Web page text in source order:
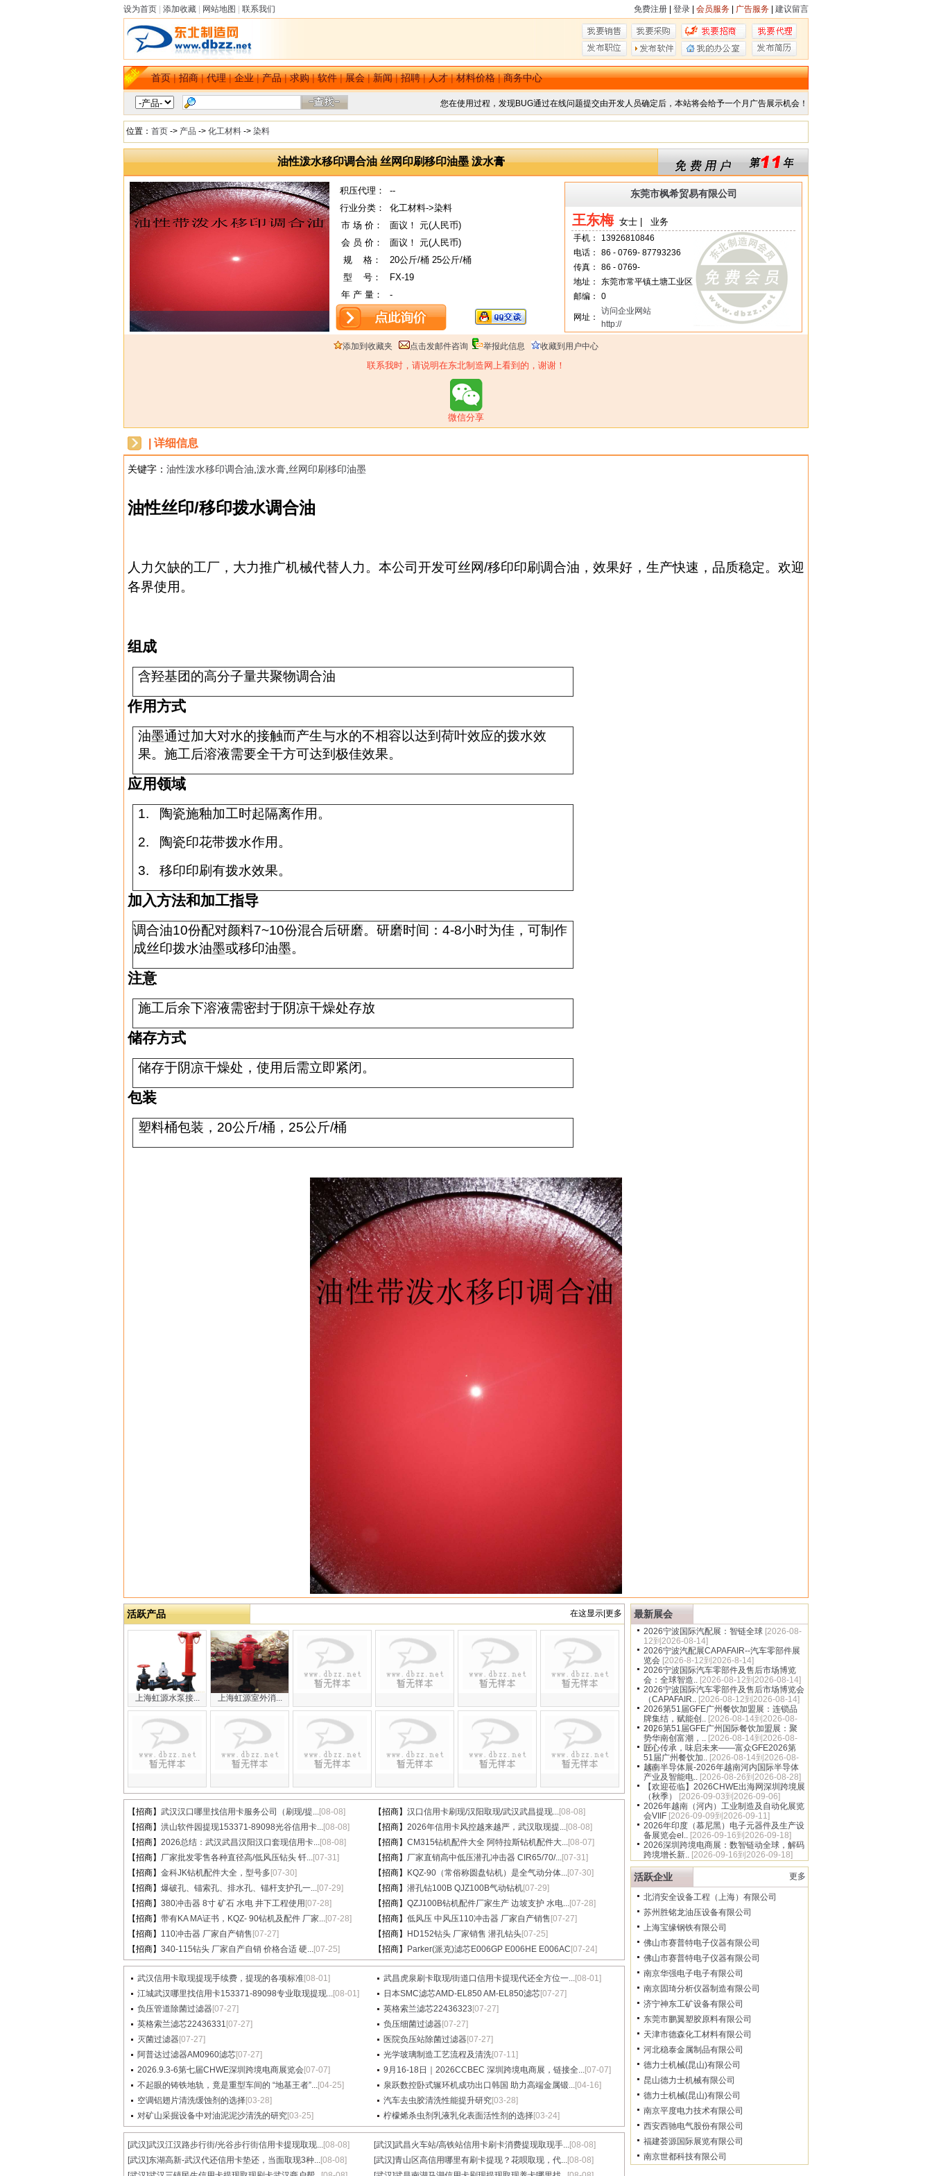
设为首页 添加收藏 网站地图 联系我们 免费注册 登录 会员服务 广告服务 建议留言
首页|招商|代理|企业|产品|求购|软件|展会|新闻|招聘|人才|材料价格|商务中心
您在使用过程，发现BUG通过在线问题提交由开发人员确定后，本站将会给予一个月广告展示机会！
位置： 首页 -> 产品 -> 化工材料 -> 染料
油性泼水移印调合油 丝网印刷移印油墨 泼水膏
积压代理：
--
行业分类：
化工材料->染料
市 场 价：
面议！ 元(人民币)
会 员 价：
面议！ 元(人民币)
规
格：
20公斤/桶 25公斤/桶
型
号：
FX-19
年 产 量：
-
东莞市枫希贸易有限公司
王东梅女士 | 业务
手机：
13926810846
电话：
86 - 0769- 87793236
传真：
86 - 0769-
地址：
东莞市常平镇土塘工业区
邮编：
0
网址：
访问企业网站
http://
添加到收藏夹 点击发邮件咨询 举报此信息 收藏到用户中心
联系我时，请说明在东北制造网上看到的，谢谢！
微信分享
| 详细信息
关键字： 油性泼水移印调合油 泼水膏 丝网印刷移印油墨
油性丝印/移印拨水调合油
人力欠缺的工厂，大力推广机械代替人力。本公司开发可丝网/移印印刷调合油，效果好，生产快速，品质稳定。欢迎
各界使用。
组成
含羟基团的高分子量共聚物调合油
作用方式
油墨通过加大对水的接触而产生与水的不相容以达到荷叶效应的拨水效
果。施工后溶液需要全干方可达到极佳效果。
应用领域
1.
陶瓷施釉加工时起隔离作用。
2.
陶瓷印花带拨水作用。
3.
移印印刷有拨水效果。
加入方法和加工指导
调合油10份配对颜料7~10份混合后研磨。研磨时间：4-8小时为佳，可制作
成丝印拨水油墨或移印油墨。
注意
施工后余下溶液需密封于阴凉干燥处存放
储存方式
储存于阴凉干燥处，使用后需立即紧闭。
包装
塑料桶包装， 20公斤/桶， 25公斤/桶
活跃产品 在这显示|更多
上海虹源水泵接... 上海虹源室外消...
【招商】 武汉汉口哪里找信用卡服务公司（刷现/提...[08-08] 【招商】 汉口信用卡刷现/汉阳取现/武汉武昌提现...[08-08]
【招商】 洪山软件园提现153371-89098光谷信用卡...[08-08] 【招商】 2026年信用卡风控越来越严，武汉取现提...[08-08]
【招商】 2026总结：武汉武昌汉阳汉口套现信用卡...[08-08] 【招商】 CM315钻机配件大全 阿特拉斯钻机配件大...[08-07]
【招商】 厂家批发零售各种直径高/低风压钻头 钎...[07-31] 【招商】 厂家直销高中低压潜孔冲击器 CIR65/70/...[07-31]
【招商】 金科JK钻机配件大全，型号多 [07-30] 【招商】 KQZ-90（常俗称圆盘钻机）是全气动分体...[07-30]
【招商】 爆破孔、锚索孔、排水孔、锚杆支护孔一...[07-29] 【招商】 潜孔钻100B QJZ100B气动钻机[07-29]
【招商】 380冲击器 8寸 矿石 水电 井下工程使用 [07-28] 【招商】 QZJ100B钻机配件厂家生产 边坡支护 水电...[07-28]
【招商】 带有KA MA证书，KQZ- 90钻机及配件 厂家...[07-28] 【招商】 低风压 中风压110冲击器 厂家自产销售 [07-27]
【招商】 110冲击器 厂家自产销售 [07-27] 【招商】 HD152钻头 厂家销售 潜孔钻头[07-25]
【招商】 340-115钻头 厂家自产自销 价格合适 硬...[07-25] 【招商】 Parker(派克)滤芯E006GP E006HE E006AC [07-24]
武汉信用卡取现提现手续费，提现的各项标准[08-01] 武昌虎泉刷卡取现/街道口信用卡提现代还全方位一...[08-01]
江城武汉哪里找信用卡153371-89098专业取现提现...[08-01] 日本SMC滤芯AMD-EL850 AM-EL850滤芯[07-27]
负压管道除菌过滤器[07-27] 英格索兰滤芯22436323 [07-27]
英格索兰滤芯22436331 [07-27] 负压细菌过滤器[07-27]
灭菌过滤器[07-27] 医院负压站除菌过滤器[07-27]
阿普达过滤器AM0960滤芯[07-27] 光学玻璃制造工艺流程及清洗[07-11]
2026.9.3-6第七届CHWE深圳跨境电商展览会[07-07] 9月16-18日｜2026CCBEC 深圳跨境电商展，链接全...[07-07]
不起眼的铸铁地轨，竟是重型车间的 “地基王者”...[04-25] 泉跃数控卧式辗环机成功出口韩国 助力高端金属锻...[04-16]
空调铝翅片清洗缓蚀剂的选择[03-28] 汽车去虫胶清洗性能提升研究[03-28]
对矿山采掘设备中对油泥泥沙清洗的研究[03-25] 柠檬烯杀虫剂乳液乳化表面活性剂的选择[03-24]
[武汉]武汉江汉路步行街/光谷步行街信用卡提现取现...[08-08] [武汉]武昌火车站/高铁站信用卡刷卡消费提现取现手...[08-08]
[武汉]东湖高新-武汉代还信用卡垫还，当面取现3种...[08-08] [武汉]青山区高信用哪里有刷卡提现？花呗取现，代...[08-08]
最新展会
2026宁波国际汽配展：智链全球 [2026-08-
12到2026-08-14]
2026宁波汽配展CAPAFAIR--汽车零部件展
览会 [2026-8-12到2026-8-14]
2026宁波国际汽车零部件及售后市场博览
会：全球智造.. [2026-08-12到2026-08-14]
2026宁波国际汽车零部件及售后市场博览会
（CAPAFAIR.. [2026-08-12到2026-08-14]
2026第51届GFE广州餐饮加盟展：连锁品
牌集结，赋能创.. [2026-08-14到2026-08-
16]
2026第51届GFE广州国际餐饮加盟展：聚
势华南创富潮，.. [2026-08-14到2026-08-
16]
匠心传承，味启未来——富众GFE2026第
51届广州餐饮加.. [2026-08-14到2026-08-
16]
越南半导体展-2026年越南河内国际半导体
产业及智能电.. [2026-08-26到2026-08-28]
【欢迎莅临】2026CHWE出海网深圳跨境展
（秋季）
[2026-09-03到2026-09-06]
2026年越南（河内）工业制造及自动化展览
会VIIF [2026-09-09到2026-09-11]
2026年印度（慕尼黑）电子元器件及生产设
备展览会el.. [2026-09-16到2026-09-18]
2026深圳跨境电商展：数智链动全球，解码
跨境增长新.. [2026-09-16到2026-09-18]
活跃企业 更多
北消安全设备工程（上海）有限公司
苏州胜铭龙油压设备有限公司
上海宝缘钢铁有限公司
佛山市赛普特电子仪器有限公司
佛山市赛普特电子仪器有限公司
南京华强电子电子有限公司
南京固琦分析仪器制造有限公司
济宁神东工矿设备有限公司
东莞市鹏翼塑胶原料有限公司
天津市德森化工材料有限公司
河北稳泰金属制品有限公司
德力士机械(昆山)有限公司
昆山德力士机械有限公司
德力士机械(昆山)有限公司
南京平度电力技术有限公司
西安西驰电气股份有限公司
福建荟源国际展览有限公司
南京世都科技有限公司